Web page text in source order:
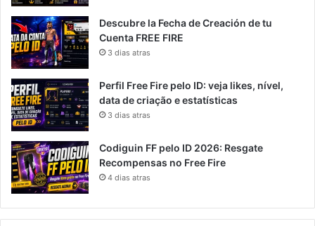
Descubre la Fecha de Creación de tu
Cuenta FREE FIRE
3 dias atras
Perfil Free Fire pelo ID: veja likes, nível,
data de criação e estatísticas
3 dias atras
Codiguin FF pelo ID 2026: Resgate
Recompensas no Free Fire
4 dias atras